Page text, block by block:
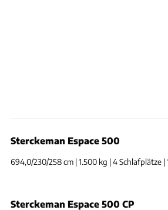
Sterckeman Espace 500
694,0/230/258 cm | 1.500 kg | 4 Schlafplätze |
Sterckeman Espace 500 CP